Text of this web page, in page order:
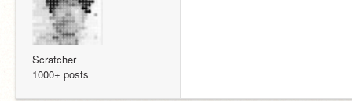
Scratcher
1000+ posts